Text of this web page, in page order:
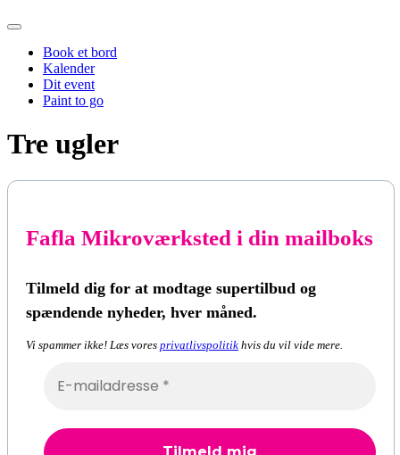
Book et bord
Kalender
Dit event
Paint to go
Tre ugler
Fafla Mikroværksted i din mailboks
Tilmeld dig for at modtage supertilbud og
spændende nyheder, hver måned.
Vi spammer ikke! Læs vores privatlivspolitik hvis du vil vide mere.